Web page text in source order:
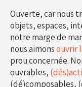
Ouverte, car nous
objets, espaces,
notre marge de
nous aimonsouvrir
prou concernée.
ouvrables,
(dé)composables,